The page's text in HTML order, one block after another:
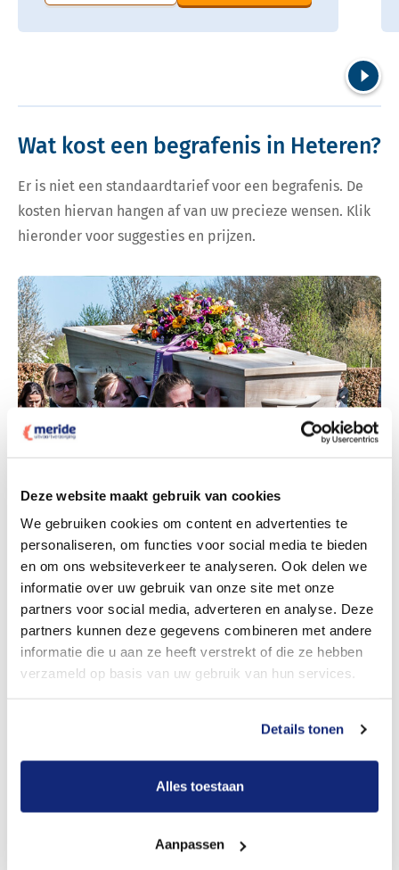
Deze website maakt gebruik van cookies
We gebruiken cookies om content en advertenties te
personaliseren, om functies voor social media te bieden
en om ons websiteverkeer te analyseren. Ook delen we
informatie over uw gebruik van onze site met onze
partners voor social media, adverteren en analyse. Deze
partners kunnen deze gegevens combineren met andere
informatie die u aan ze heeft verstrekt of die ze hebben
verzameld op basis van uw gebruik van hun services.
Details tonen
Alles toestaan
Aanpassen
Wat kost een begrafenis in Heteren?
Er is niet een standaardtarief voor een begrafenis. De
kosten hiervan hangen af van uw precieze wensen. Klik
hieronder voor suggesties en prijzen.
Bekijk tarieven voor begrafenis
Bekijk tarieven voor crematie
Een betere uitvaart ervaring voor een betere